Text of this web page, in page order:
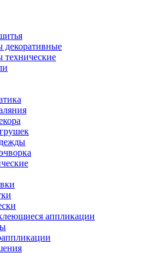
декоративные
технические
аппликации